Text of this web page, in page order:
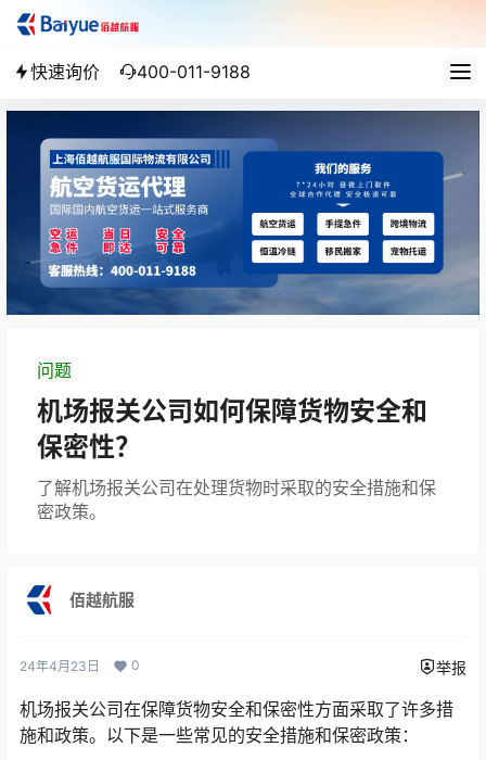
快速询价 400-011-9188
问题
机场报关公司如何保障货物安全和
保密性？
了解机场报关公司在处理货物时采取的安全措施和保
密政策。
佰越航服
24年4月23日 0 举报
机场报关公司在保障货物安全和保密性方面采取了许多措
施和政策。以下是一些常见的安全措施和保密政策：